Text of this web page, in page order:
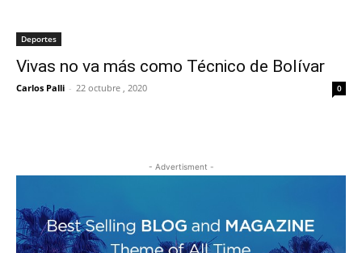
Deportes
Vivas no va más como Técnico de Bolívar
Carlos Palli - 22 octubre , 2020 0
- Advertisment -